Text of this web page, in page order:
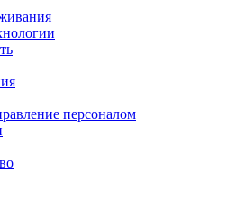
персоналом